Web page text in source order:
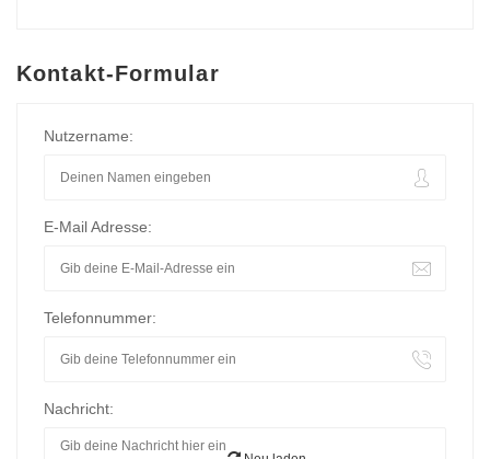
Kontakt-Formular
Nutzername:
E-Mail Adresse:
Telefonnummer:
Nachricht: